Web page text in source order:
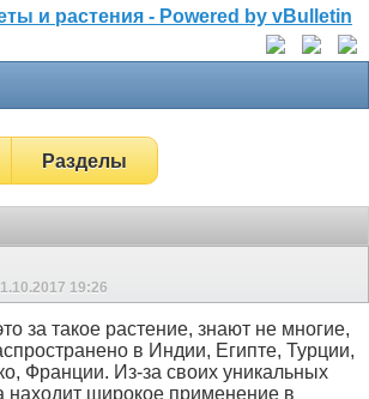
Разделы
19:26
за такое растение, знают не многие,
в Индии, Египте, Турции,
Франции. Из-за своих уникальных
находит широкое применение в